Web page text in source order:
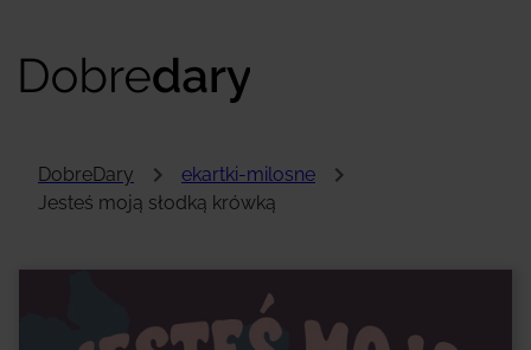
DobreDary
ekartki-milosne
Jesteś moją słodką krówką
Hej!